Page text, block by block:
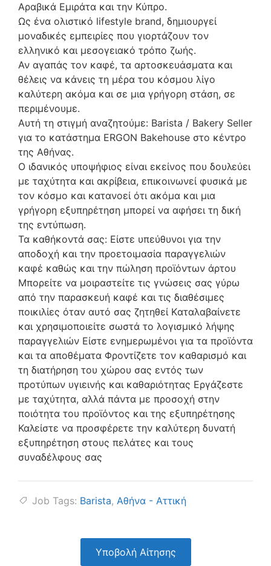
Αραβικά Εμιράτα και την Κύπρο.
Ως ένα ολιστικό lifestyle brand, δημιουργεί
μοναδικές εμπειρίες που γιορτάζουν τον
ελληνικό και μεσογειακό τρόπο ζωής.
Αν αγαπάς τον καφέ, τα αρτοσκευάσματα και
θέλεις να κάνεις τη μέρα του κόσμου λίγο
καλύτερη ακόμα και σε μια γρήγορη στάση, σε
περιμένουμε.
Αυτή τη στιγμή αναζητούμε: Barista / Bakery Seller
για το κατάστημα ERGON Bakehouse στο κέντρο
της Αθήνας.
Ο ιδανικός υποψήφιος είναι εκείνος που δουλεύει
με ταχύτητα και ακρίβεια, επικοινωνεί φυσικά με
τον κόσμο και κατανοεί ότι ακόμα και μια
γρήγορη εξυπηρέτηση μπορεί να αφήσει τη δική
της εντύπωση.
Τα καθήκοντά σας: Είστε υπεύθυνοι για την
αποδοχή και την προετοιμασία παραγγελιών
καφέ καθώς και την πώληση προϊόντων άρτου
Μπορείτε να μοιραστείτε τις γνώσεις σας γύρω
από την παρασκευή καφέ και τις διαθέσιμες
ποικιλίες όταν αυτό σας ζητηθεί Kαταλαβαίνετε
και χρησιμοποιείτε σωστά το λογισμικό λήψης
παραγγελιών Eίστε ενημερωμένοι για τα προϊόντα
και τα αποθέματα Φροντίζετε τον καθαρισμό και
τη διατήρηση του χώρου σας εντός των
προτύπων υγιεινής και καθαριότητας Eργάζεστε
με ταχύτητα, αλλά πάντα με προσοχή στην
ποιότητα του προϊόντος και της εξυπηρέτησης
Καλείστε να προσφέρετε την καλύτερη δυνατή
εξυπηρέτηση στους πελάτες και τους
συναδέλφους σας
Job Tags: Barista, Αθήνα - Αττική
Υποβολή Αίτησης